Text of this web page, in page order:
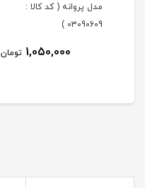
مدل پروانه ( کد کالا :
03090609 )
1,050,000 تومان